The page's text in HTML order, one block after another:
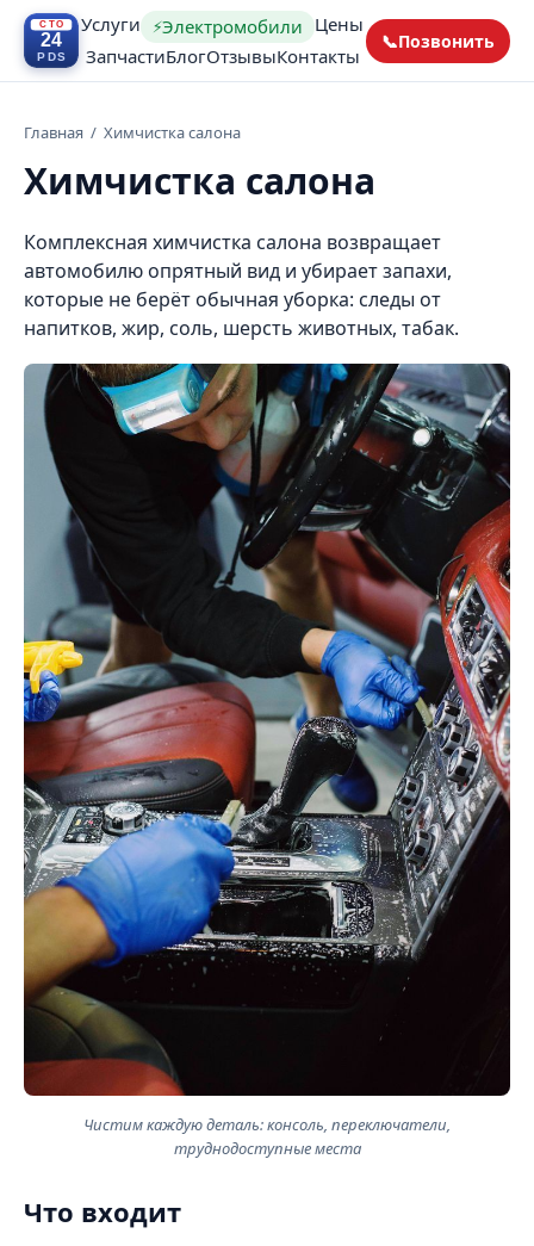
Услуги ⚡Электромобили Цены
ЗапчастиБлогОтзывыКонтакты
📞Позвонить
Главная / Химчистка салона
Химчистка салона
Комплексная химчистка салона возвращает
автомобилю опрятный вид и убирает запахи,
которые не берёт обычная уборка: следы от
напитков, жир, соль, шерсть животных, табак.
Чистим каждую деталь: консоль, переключатели,
труднодоступные места
Что входит